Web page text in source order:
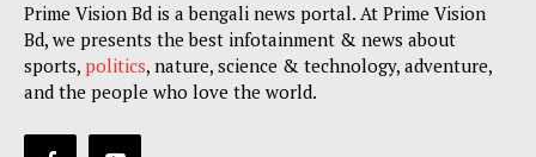
Prime Vision Bd is a bengali news portal. At Prime Vision
Bd, we presents the best infotainment & news about
sports, politics, nature, science & technology, adventure,
and the people who love the world.